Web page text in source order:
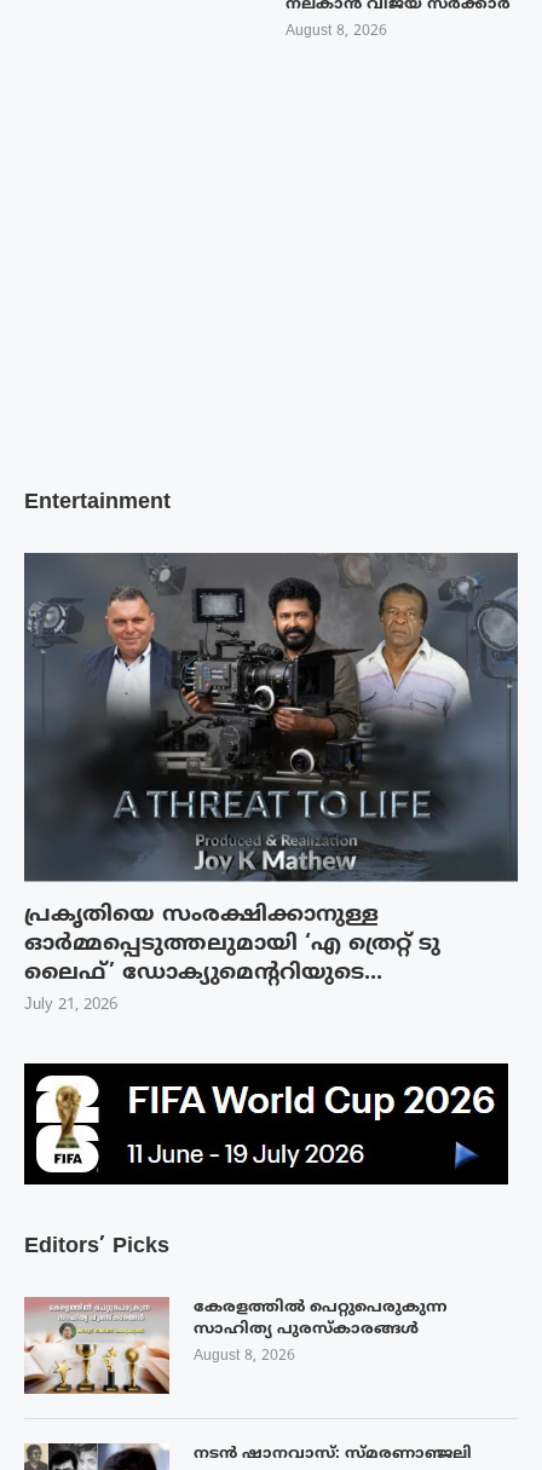
Editors’ Picks
കേരളത്തിൽ പെറ്റുപെരുകുന്ന
സാഹിത്യ പുരസ്‌കാരങ്ങൾ
August 8, 2026
നടൻ ഷാനവാസ്: സ്മരണാഞ്ജലി
നല്കാൻ വിജയ് സർക്കാർ
August 8, 2026
Entertainment
പ്രകൃതിയെ സംരക്ഷിക്കാനുള്ള
ഓർമ്മപ്പെടുത്തലുമായി ‘എ ത്രെറ്റ് ടു
ലൈഫ്’ ഡോക്യുമെന്ററിയുടെ...
July 21, 2026